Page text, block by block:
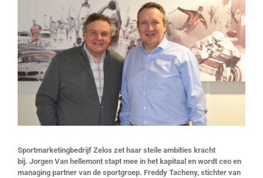
Sportmarketingbedrijf Zelos zet haar steile ambities kracht
bij. Jorgen Van hellemont stapt mee in het kapitaal en wordt ceo en
managing partner van de sportgroep. Freddy Tacheny, stichter van